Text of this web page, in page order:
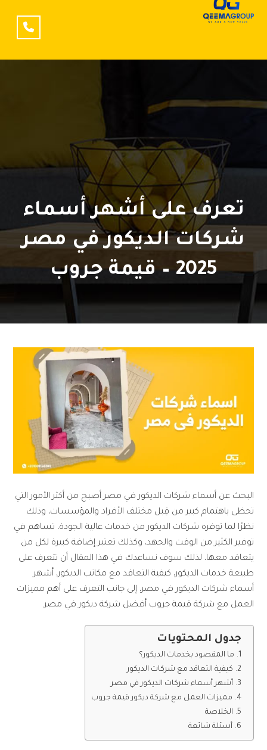
تعرف على أشهر أسماء
شركات الديكور في مصر
2025 – قيمة جروب
البحث عن أسماء شركات الديكور في مصر أصبح من أكثر الأمور التي
تحظى باهتمام كبير من قِبل مختلف الأفراد والمؤسسات، وذلك
نظرًا لما توفره شركات الديكور من خدمات عالية الجودة، تساهم في
توفير الكثير من الوقت والجهد، وكذلك تعتبر إضافة كبيرة لكل من
يتعاقد معها، لذلك سوف نساعدك في هذا المقال أن تتعرف على
طبيعة خدمات الديكور، كيفية التعاقد مع مكاتب الديكور، أشهر
أسماء شركات الديكور في مصر، إلى جانب التعرف على أهم مميزات
العمل مع شركة قيمة جروب أفضل شركة ديكور في مصر.
جدول المحتويات
ما المقصود بخدمات الديكور؟
كيفية التعاقد مع شركات الديكور
أشهر أسماء شركات الديكور في مصر
مميزات العمل مع شركة ديكور قيمة جروب
الخلاصة
أسئلة شائعة